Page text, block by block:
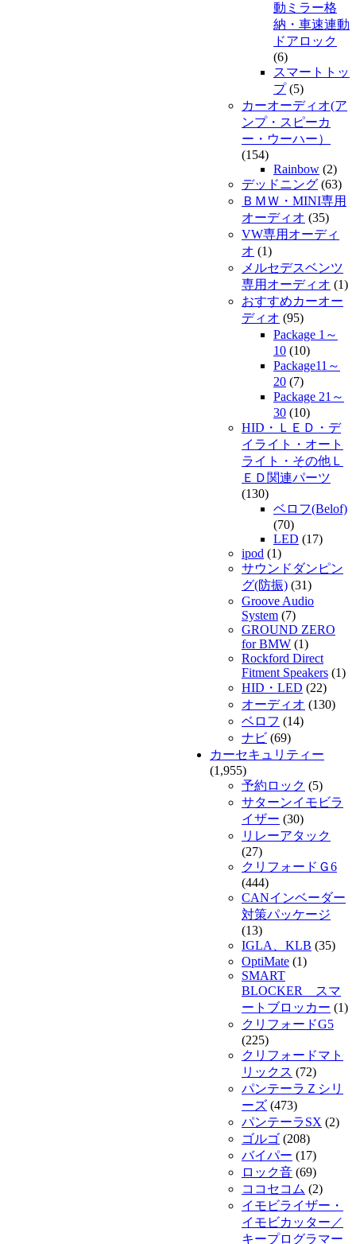
動ミラー格
納・車速連動
ドアロック
(6)
スマートトッ
プ(5)
カーオーディオ(ア
ンプ・スピーカ
ー・ウーハー）
(154)
Rainbow (2)
デッドニング (63)
ＢＭＷ・MINI専用
オーディオ (35)
VW専用オーディ
オ (1)
メルセデスベンツ
専用オーディオ (1)
おすすめカーオー
ディオ (95)
Package 1～
10 (10)
Package11～
20 (7)
Package 21～
30 (10)
HID・ＬＥＤ・デ
イライト・オート
ライト・その他Ｌ
ＥＤ関連パーツ
(130)
ベロフ(Belof)
(70)
LED (17)
ipod (1)
サウンドダンピン
グ(防振) (31)
Groove Audio
System (7)
GROUND ZERO
for BMW (1)
Rockford Direct
Fitment Speakers (1)
HID・LED (22)
オーディオ (130)
ベロフ (14)
ナビ (69)
カーセキュリティー
(1,955)
予約ロック (5)
サターンイモビラ
イザー (30)
リレーアタック
(27)
クリフォードＧ6
(444)
CANインベーダー
対策パッケージ
(13)
IGLA、KLB (35)
OptiMate (1)
SMART
BLOCKER スマ
ートブロッカー (1)
クリフォードG5
(225)
クリフォードマト
リックス (72)
パンテーラＺシリ
ーズ (473)
パンテーラSX (2)
ゴルゴ (208)
バイパー (17)
ロック音 (69)
ココセコム (2)
イモビライザー・
イモビカッター／
キープログラマー